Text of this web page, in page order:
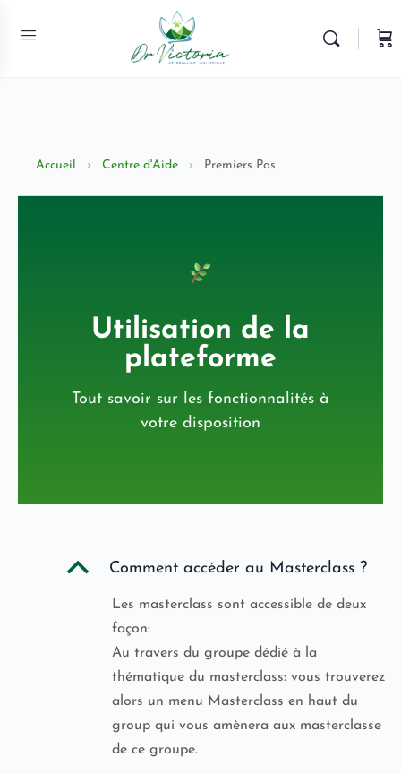
Accueil › Centre d'Aide › Premiers Pas
Utilisation de la
plateforme
Tout savoir sur les fonctionnalités à
votre disposition
B Comment accéder au Masterclass ?
Les masterclass sont accessible de deux
façon:
Au travers du groupe dédié à la
thématique du masterclass: vous trouverez
alors un menu Masterclass en haut du
group qui vous amènera aux masterclasse
de ce groupe.